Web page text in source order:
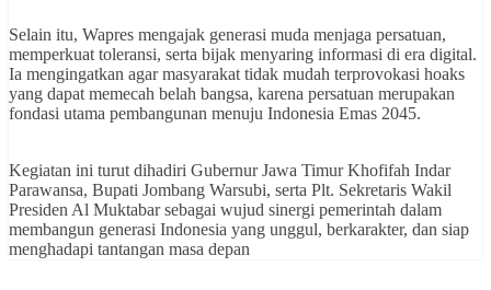
Selain itu, Wapres mengajak generasi muda menjaga persatuan,
memperkuat toleransi, serta bijak menyaring informasi di era digital.
Ia mengingatkan agar masyarakat tidak mudah terprovokasi hoaks
yang dapat memecah belah bangsa, karena persatuan merupakan
fondasi utama pembangunan menuju Indonesia Emas 2045.
Kegiatan ini turut dihadiri Gubernur Jawa Timur Khofifah Indar
Parawansa, Bupati Jombang Warsubi, serta Plt. Sekretaris Wakil
Presiden Al Muktabar sebagai wujud sinergi pemerintah dalam
membangun generasi Indonesia yang unggul, berkarakter, dan siap
menghadapi tantangan masa depan